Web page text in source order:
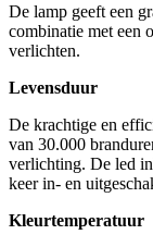
De lamp geeft een
combinatie met een
verlichten.
Levensduur
De krachtige en
van 30.000
verlichting. De led
keer in- en
Kleurtemperatuur